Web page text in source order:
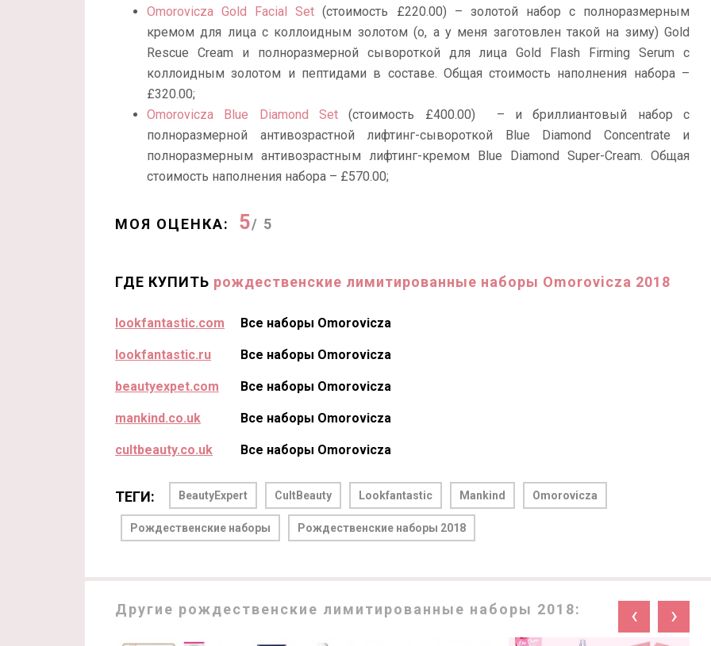
Omorovicza Gold Facial Set (стоимость £220.00) – золотой набор с полноразмерным
кремом для лица с коллоидным золотом (о, а у меня заготовлен такой на зиму) Gold
Rescue Cream и полноразмерной сывороткой для лица Gold Flash Firming Serum с
коллоидным золотом и пептидами в составе. Общая стоимость наполнения набора –
£320.00;
Omorovicza Blue Diamond Set (стоимость £400.00) – и бриллиантовый набор с
полноразмерной антивозрастной лифтинг-сывороткой Blue Diamond Concentrate и
полноразмерным антивозрастным лифтинг-кремом Blue Diamond Super-Cream. Общая
стоимость наполнения набора – £570.00;
МОЯ ОЦЕНКА: 5/ 5
ГДЕ КУПИТЬ рождественские лимитированные наборы Omorovicza 2018
lookfantastic.com Все наборы Omorovicza
lookfantastic.ru Все наборы Omorovicza
beautyexpet.com Все наборы Omorovicza
mankind.co.uk Все наборы Omorovicza
cultbeauty.co.uk Все наборы Omorovicza
ТЕГИ: BeautyExpert CultBeauty Lookfantastic Mankind Omorovicza
Рождественские наборы Рождественские наборы 2018
Другие рождественские лимитированные наборы 2018: ‹ ›